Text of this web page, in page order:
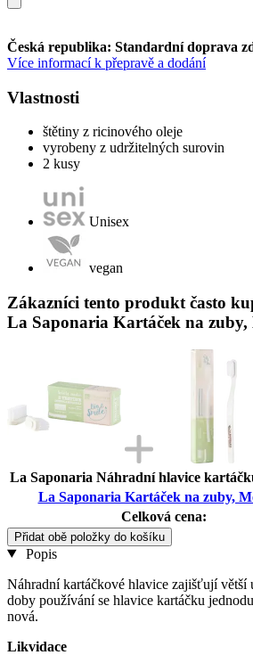
Česká republika: Standardní doprava
Více informací k přepravě a dodání
Vlastnosti
štětiny z ricinového oleje
vyrobeny z udržitelných surovin
2 kusy
Unisex
vegan
Zákazníci tento produkt často
La Saponaria Kartáček na zuby,
La Saponaria Náhradní hlavice
La Saponaria Kartáček na zuby,
Celková cena:
Přidat obě položky do košíku
Popis
Náhradní kartáčkové hlavice zajišťují větší
doby používání se hlavice kartáčku
nová.
Likvidace